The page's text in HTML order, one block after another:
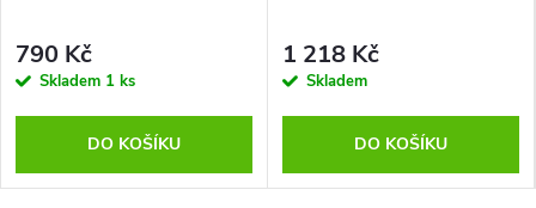
790 Kč
Skladem 1 ks
DO KOŠÍKU
1 218 Kč
Skladem
DO KOŠÍKU